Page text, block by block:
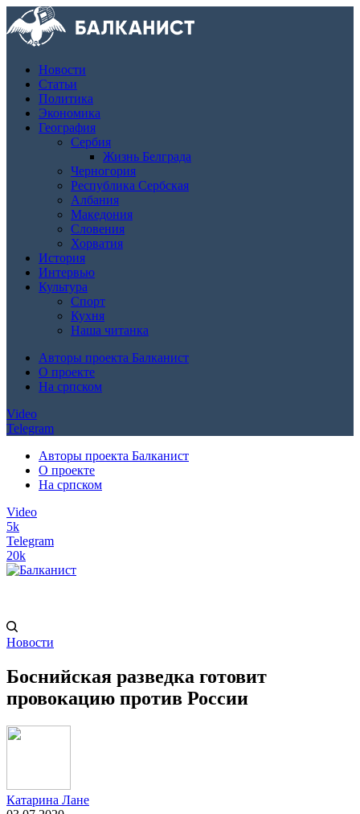
Новости
Статьи
Политика
Экономика
География
Сербия
Жизнь Белграда
Черногория
Республика Сербская
Албания
Македония
Словения
Хорватия
История
Интервью
Культура
Спорт
Кухня
Наша читанка
Авторы проекта Балканист
О проекте
На српском
Video
Telegram
Авторы проекта Балканист
О проекте
На српском
Video
5k
Telegram
20k
Новости
Боснийская разведка готовит
провокацию против России
Катарина Лане